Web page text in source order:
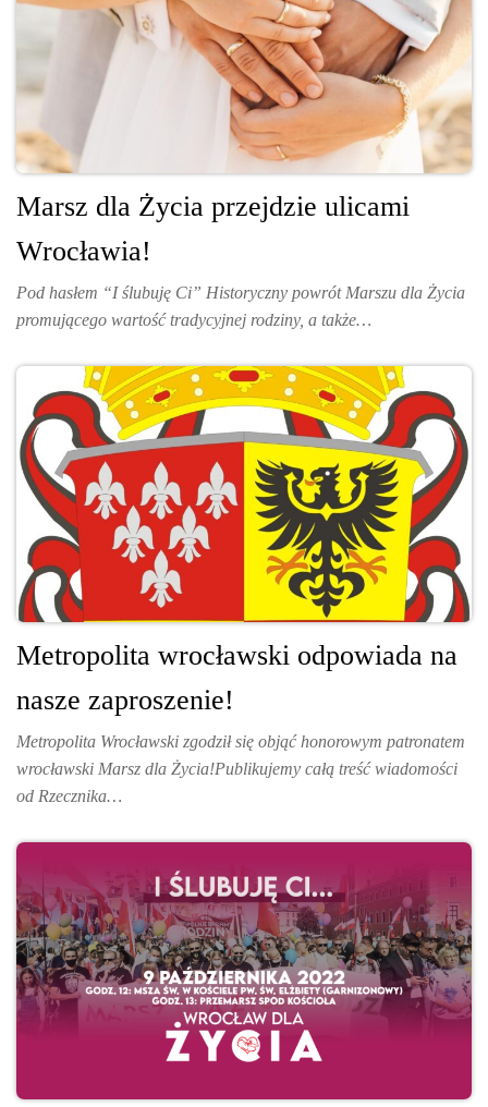
Marsz dla Życia przejdzie ulicami
Wrocławia!
Pod hasłem “I ślubuję Ci” Historyczny powrót Marszu dla Życia
promującego wartość tradycyjnej rodziny, a także…
Metropolita wrocławski odpowiada na
nasze zaproszenie!
Metropolita Wrocławski zgodził się objąć honorowym patronatem
wrocławski Marsz dla Życia!Publikujemy całą treść wiadomości
od Rzecznika…